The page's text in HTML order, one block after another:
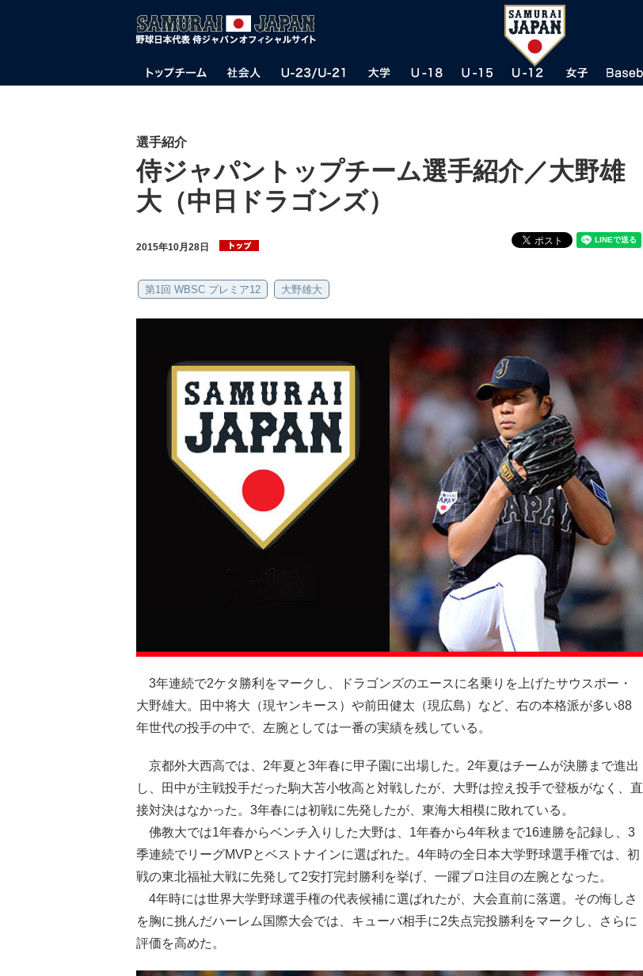
選手紹介
侍ジャパントップチーム選手紹介／大野雄
大（中日ドラゴンズ）
2015年10月28日
第1回 WBSC プレミア12 大野雄大
3年連続で2ケタ勝利をマークし、ドラゴンズのエースに名乗りを上げたサウスポー・
大野雄大。田中将大（現ヤンキース）や前田健太（現広島）など、右の本格派が多い88
年世代の投手の中で、左腕としては一番の実績を残している。
京都外大西高では、2年夏と3年春に甲子園に出場した。2年夏はチームが決勝まで進出
し、田中が主戦投手だった駒大苫小牧高と対戦したが、大野は控え投手で登板がなく、直
接対決はなかった。3年春には初戦に先発したが、東海大相模に敗れている。
佛教大では1年春からベンチ入りした大野は、1年春から4年秋まで16連勝を記録し、3
季連続でリーグMVPとベストナインに選ばれた。4年時の全日本大学野球選手権では、初
戦の東北福祉大戦に先発して2安打完封勝利を挙げ、一躍プロ注目の左腕となった。
4年時には世界大学野球選手権の代表候補に選ばれたが、大会直前に落選。その悔しさ
を胸に挑んだハーレム国際大会では、キューバ相手に2失点完投勝利をマークし、さらに
評価を高めた。